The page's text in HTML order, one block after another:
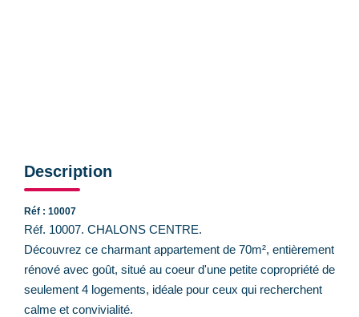
Description
Réf : 10007
Réf. 10007. CHALONS CENTRE.
Découvrez ce charmant appartement de 70m², entièrement
rénové avec goût, situé au coeur d'une petite copropriété de
seulement 4 logements, idéale pour ceux qui recherchent
calme et convivialité.